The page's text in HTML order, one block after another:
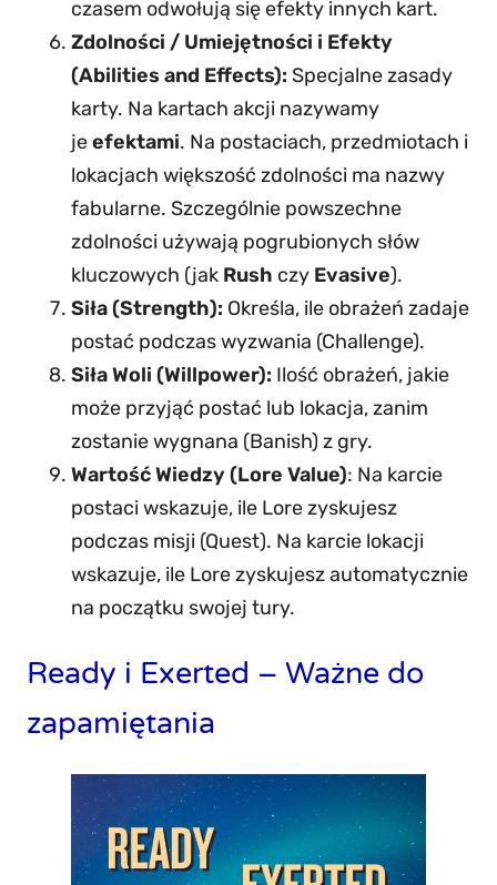
czasem odwołują się efekty innych kart.
Zdolności / Umiejętności i Efekty
(Abilities and Effects): Specjalne zasady
karty. Na kartach akcji nazywamy
jeefektami. Na postaciach, przedmiotach i
lokacjach większość zdolności ma nazwy
fabularne. Szczególnie powszechne
zdolności używają pogrubionych słów
kluczowych (jak Rush czy Evasive).
Siła (Strength): Określa, ile obrażeń zadaje
postać podczas wyzwania (Challenge).
Siła Woli (Willpower): Ilość obrażeń, jakie
może przyjąć postać lub lokacja, zanim
zostanie wygnana (Banish) z gry.
Wartość Wiedzy (Lore Value): Na karcie
postaci wskazuje, ile Lore zyskujesz
podczas misji (Quest). Na karcie lokacji
wskazuje, ile Lore zyskujesz automatycznie
na początku swojej tury.
Ready i Exerted – Ważne do
zapamiętania